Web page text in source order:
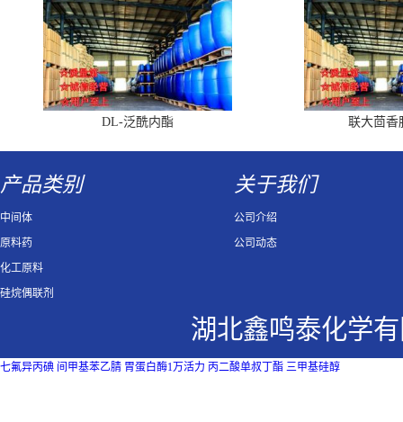
DL-泛酰内酯 联大茴香
产品类别
中间体
原料药
化工原料
硅烷偶联剂
关于我们
公司介绍
公司动态
湖北鑫鸣泰化学
七氟异丙碘 间甲基苯乙腈 胃蛋白酶1万活力 丙二酸单叔丁酯 三甲基硅醇